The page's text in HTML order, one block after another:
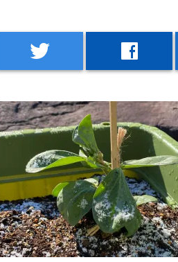
twitter facebook